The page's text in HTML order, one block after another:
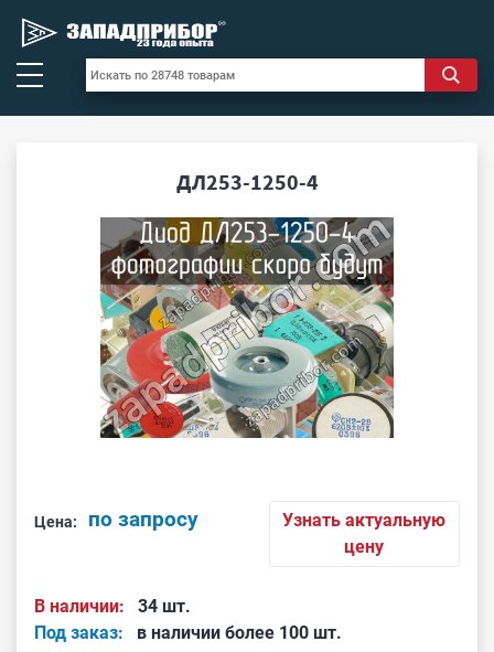
ДЛ253-1250-4
Цена: по запросу
Узнать актуальную
цену
В наличии:
34 шт.
Под заказ:
в наличии более 100 шт.